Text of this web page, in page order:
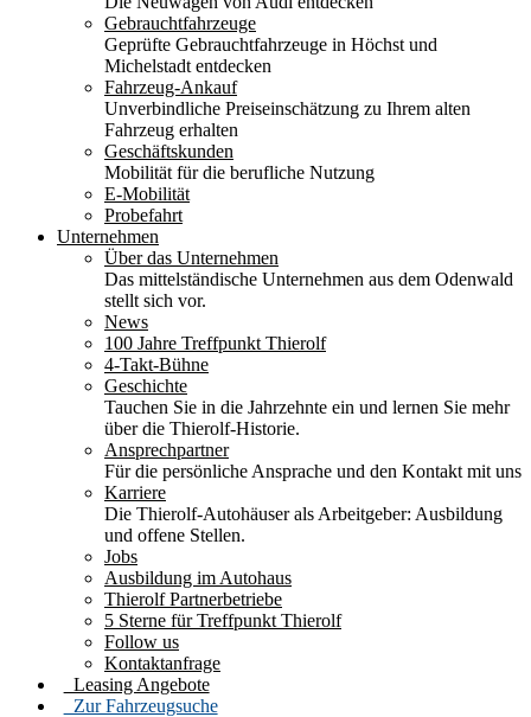
Gebrauchtfahrzeuge
Geprüfte Gebrauchtfahrzeuge in Höchst und
Michelstadt entdecken
Fahrzeug-Ankauf
Unverbindliche Preiseinschätzung zu Ihrem alten
Fahrzeug erhalten
Geschäftskunden
Mobilität für die berufliche Nutzung
E-Mobilität
Probefahrt
Unternehmen
Über das Unternehmen
Das mittelständische Unternehmen aus dem Odenwald
stellt sich vor.
News
100 Jahre Treffpunkt Thierolf
4-Takt-Bühne
Geschichte
Tauchen Sie in die Jahrzehnte ein und lernen Sie mehr
über die Thierolf-Historie.
Ansprechpartner
Für die persönliche Ansprache und den Kontakt mit uns
Karriere
Die Thierolf-Autohäuser als Arbeitgeber: Ausbildung
und offene Stellen.
Jobs
Ausbildung im Autohaus
Thierolf Partnerbetriebe
5 Sterne für Treffpunkt Thierolf
Follow us
Kontaktanfrage
Leasing Angebote
Zur Fahrzeugsuche